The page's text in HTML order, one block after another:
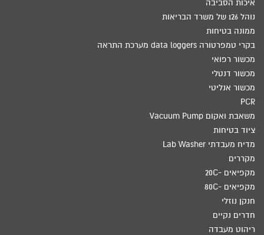
איכות הסביבה
נוהל 126 של משרד הבריאות
ממונה בטיחות
בקרי טמפרטורה data loggers מערכת התראה
מכשור רפואי
מכשור דנטלי
מכשור אנליטי
PCR
משאבת ואקום Vacuum Pump
ציוד בטיחות
מדיח מעבדתי Lab Washer
מקררים
מקפיאים -20C
מקפיאים -80C
חנקן נוזלי
חדרים נקיים
ריהוט מעבדה